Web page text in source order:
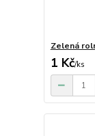
Zelená
1 Kč/ks